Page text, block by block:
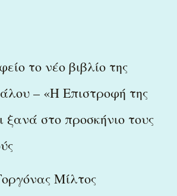
το νέο βιβλίο της
– «Η Επιστροφή της
ξανά στο προσκήνιο τους
Μίλτος